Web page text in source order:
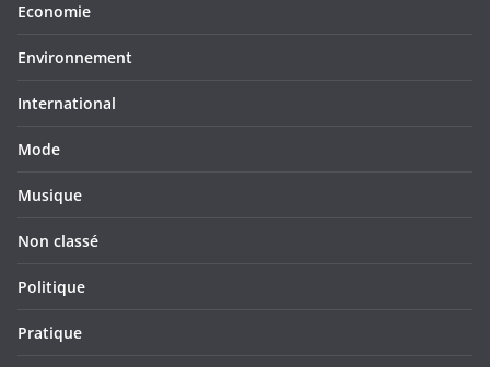
Economie
Environnement
International
Mode
Musique
Non classé
Politique
Pratique